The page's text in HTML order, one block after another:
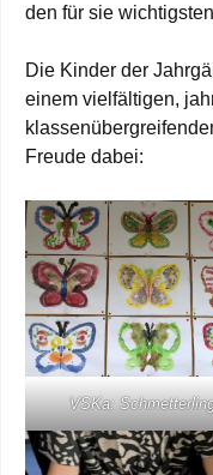
den für sie
Die Kinder der
einem vielfältigen,
Freude dabei:
VSKa: